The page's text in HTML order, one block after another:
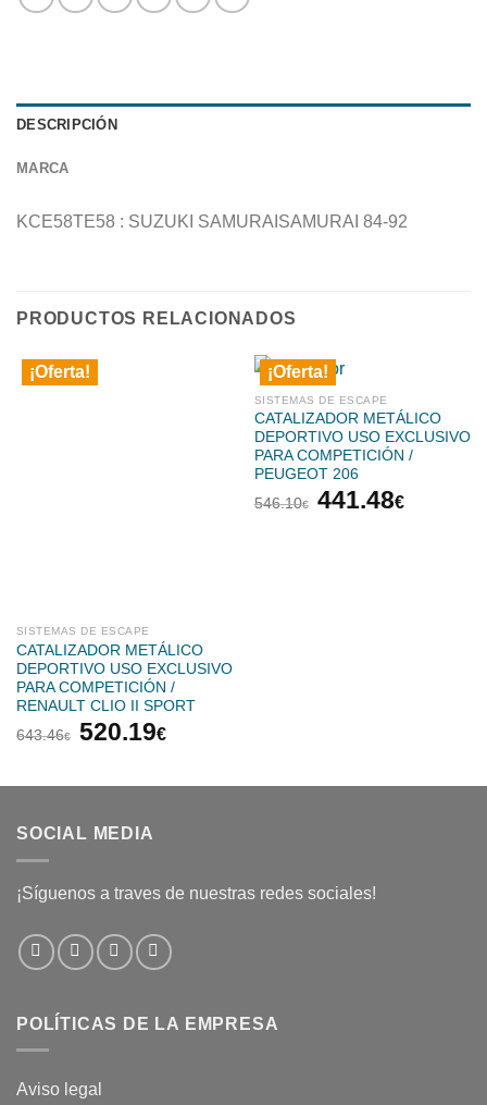
DESCRIPCIÓN
MARCA
KCE58TE58 : SUZUKI SAMURAISAMURAI 84-92
PRODUCTOS RELACIONADOS
¡Oferta!
SISTEMAS DE ESCAPE
CATALIZADOR METÁLICO
DEPORTIVO USO EXCLUSIVO
PARA COMPETICIÓN /
RENAULT CLIO II SPORT
643.46€
El
original
643.46€.
520.19€El
actual
¡Oferta!
SISTEMAS DE ESCAPE
CATALIZADOR METÁLICO
DEPORTIVO USO EXCLUSIVO
PARA COMPETICIÓN /
PEUGEOT 206
546.10€
El
441.48€El
SOCIAL MEDIA
¡Síguenos a traves de nuestras redes sociales!
POLÍTICAS DE LA EMPRESA
Aviso legal